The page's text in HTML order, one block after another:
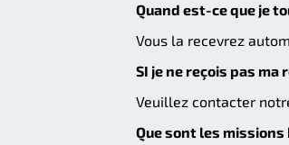
Quand est-ce que je
Vous la recevrez
SI je ne reçois pas ma
Veuillez contacter
Que sont les